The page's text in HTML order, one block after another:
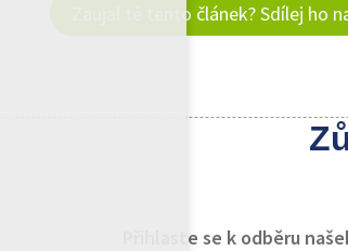
Zaujal tě tento článek? Sdílej ho
Přihlaste se k odběru